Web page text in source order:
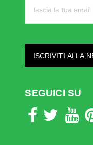
SEGUICI SU